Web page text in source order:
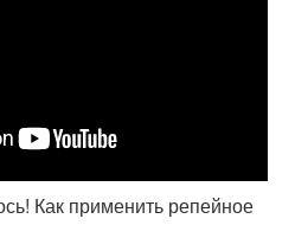
Как применить репейное